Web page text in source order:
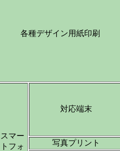
各種デザイン用紙印刷
スマー
トフォ
対応端末
写真プリント